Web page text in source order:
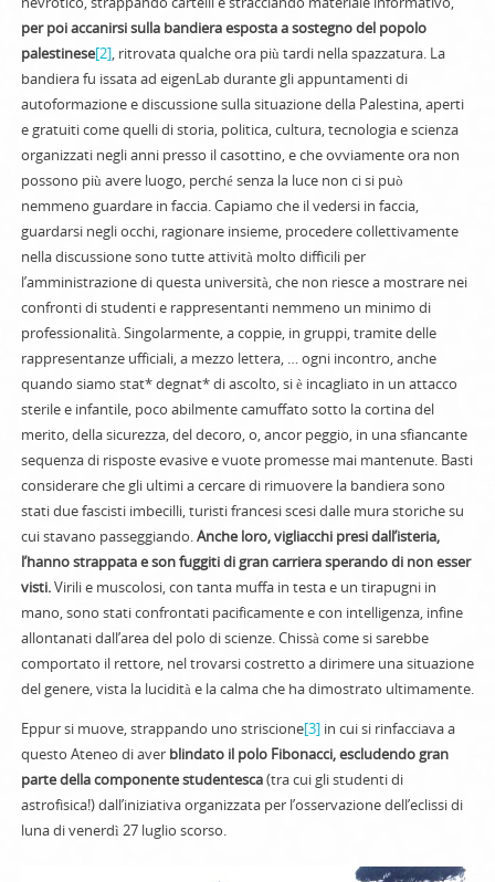
per poi accanirsi sulla bandiera esposta a sostegno del popolo
palestinese[2], ritrovata qualche ora più tardi nella spazzatura. La
bandiera fu issata ad eigenLab durante gli appuntamenti di
autoformazione e discussione sulla situazione della Palestina, aperti
e gratuiti come quelli di storia, politica, cultura, tecnologia e scienza
organizzati negli anni presso il casottino, e che ovviamente ora non
possono più avere luogo, perché senza la luce non ci si può
nemmeno guardare in faccia. Capiamo che il vedersi in faccia,
guardarsi negli occhi, ragionare insieme, procedere collettivamente
nella discussione sono tutte attività molto difficili per
l’amministrazione di questa università, che non riesce a mostrare nei
confronti di studenti e rappresentanti nemmeno un minimo di
professionalità. Singolarmente, a coppie, in gruppi, tramite delle
rappresentanze ufficiali, a mezzo lettera, … ogni incontro, anche
quando siamo stat* degnat* di ascolto, si è incagliato in un attacco
sterile e infantile, poco abilmente camuffato sotto la cortina del
merito, della sicurezza, del decoro, o, ancor peggio, in una sfiancante
sequenza di risposte evasive e vuote promesse mai mantenute. Basti
considerare che gli ultimi a cercare di rimuovere la bandiera sono
stati due fascisti imbecilli, turisti francesi scesi dalle mura storiche su
cui stavano passeggiando.Anche loro, vigliacchi presi dall’isteria,
l’hanno strappata e son fuggiti di gran carriera sperando di non esser
visti.Virili e muscolosi, con tanta muffa in testa e un tirapugni in
mano, sono stati confrontati pacificamente e con intelligenza, infine
allontanati dall’area del polo di scienze. Chissà come si sarebbe
comportato il rettore, nel trovarsi costretto a dirimere una situazione
del genere, vista la lucidità e la calma che ha dimostrato ultimamente.
Eppur si muove, strappando uno striscione[3]in cui si rinfacciava a
questo Ateneo di aver blindato il polo Fibonacci, escludendo gran
parte della componente studentesca(tra cui gli studenti di
astrofisica!) dall’iniziativa organizzata per l’osservazione dell’eclissi di
luna di venerdì 27 luglio scorso.